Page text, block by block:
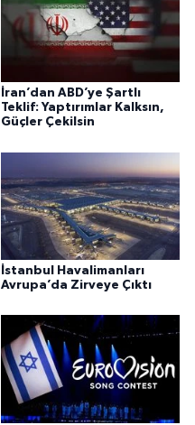
İran’dan ABD’ye Şartlı
Teklif: Yaptırımlar Kalksın,
Güçler Çekilsin
İstanbul Havalimanları
Avrupa’da Zirveye Çıktı